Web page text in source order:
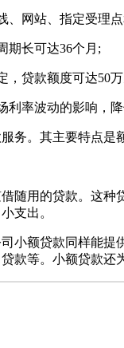
、网站、指定受理
期长可达36个月;
，贷款额度可达50
率波动的影响，
务。其主要特点
随用的贷款。这
支出。
小额贷款同样能
款等。小额贷款还